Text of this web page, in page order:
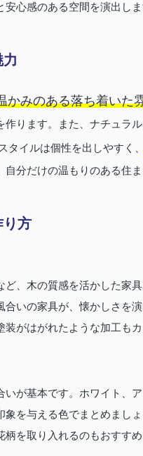
心感のある空間を演出しま
かみのある落ち着いた
作ります。また、ナチュラ
タイルは個性を出しやすく、
分だけの温もりのある住ま
り方
、木の質感を活かした家具
いの家具が、懐かしさを演
がはがれたような加工も
いが基本です。ホワイト、
を与える色でまとめましょ
を取り入れるのもおすすめ